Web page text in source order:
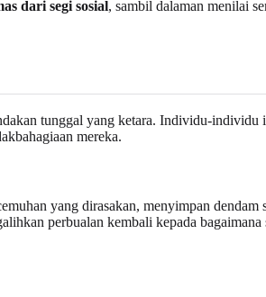
dari segi sosial, sambil dalaman menilai
tunggal yang ketara. Individu-
mereka.
yang dirasakan, menyimpan
perbualan kembali kepada